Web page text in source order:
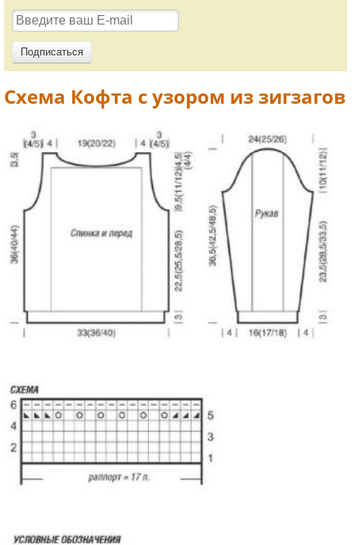
Схема Кофта с узором из зигзагов